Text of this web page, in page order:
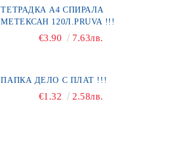
ТЕТРАДКА А4 СПИРАЛА
МЕТЕКСАН 120Л.PRUVA !!!
€3.90 7.63лв.
ПАПКА ДЕЛО С ПЛАТ !!!
€1.32 2.58лв.